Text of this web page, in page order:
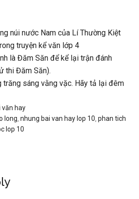
núi nước Nam của Lí Thường Kiệt
truyện kể văn lớp 4
là Đăm Săn để kể lại trận đánh
thi Đăm Săn).
sáng vằng vặc. Hãy tả lại đêm
văn hay
long ,nhung bai van hay lop 10 ,phan tich
lop 10